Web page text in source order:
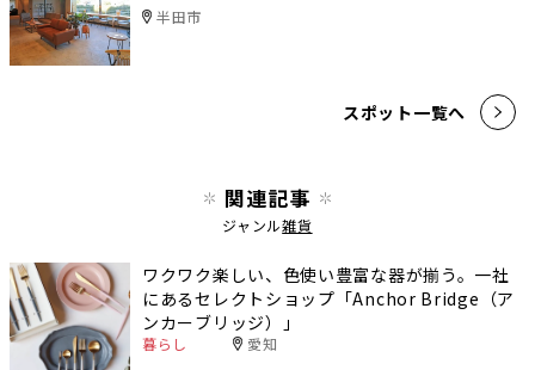
半田市
スポット一覧へ
関連記事
ジャンル雑貨
ワクワク楽しい、色使い豊富な器が揃う。一社
にあるセレクトショップ「Anchor Bridge（ア
ンカーブリッジ）」
暮らし 愛知